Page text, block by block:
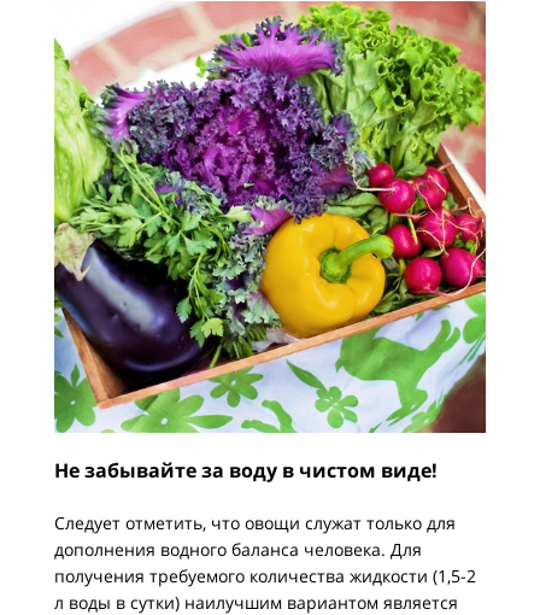
Не забывайте за воду в чистом виде!
Следует отметить, что овощи служат только для
дополнения водного баланса человека. Для
получения требуемого количества жидкости (1,5-2
л воды в сутки) наилучшим вариантом является